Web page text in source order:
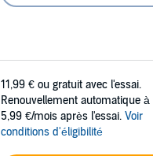
11,99 € ou gratuit avec l'essai.
Renouvellement automatique à
5,99 €/mois après l'essai. Voir
conditions d'éligibilité